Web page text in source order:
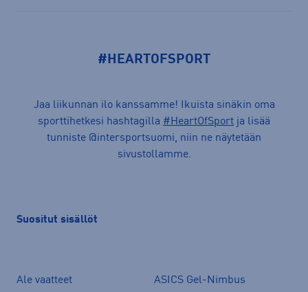
#HEARTOFSPORT
Jaa liikunnan ilo kanssamme! Ikuista sinäkin oma
sporttihetkesi hashtagilla #HeartOfSport ja lisää
tunniste @intersportsuomi, niin ne näytetään
sivustollamme.
Suositut sisällöt
Ale vaatteet ASICS Gel-Nimbus